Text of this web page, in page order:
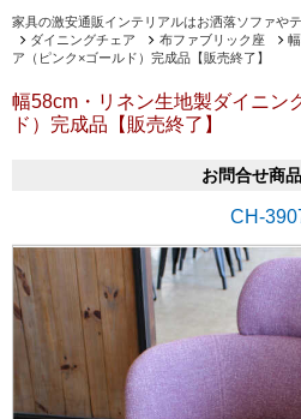
家具の激安通販インテリアルはお洒落ソファや
ダイニングチェア
布ファブリック座
ア（ピンク×ゴールド）完成品【販売終了】
幅58cm・リネン生地製ダイニン
ド）完成品【販売終了】
お問合せ商
CH-